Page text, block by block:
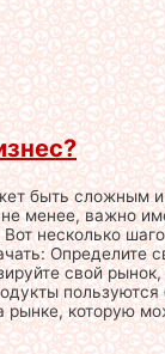
быть сложным
менее, важно
несколько
Определите
свой
рынке, которую